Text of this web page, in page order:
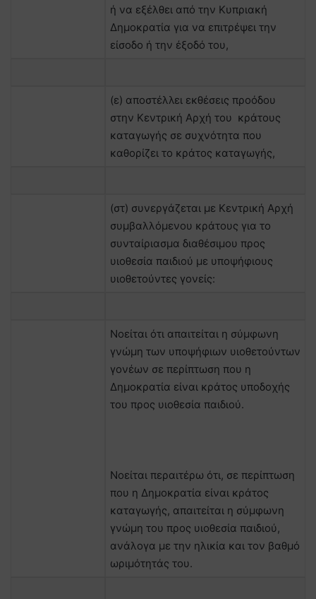
ή να εξέλθει από την Κυπριακή
Δημοκρατία για να επιτρέψει την
είσοδο ή την έξοδό του,
(ε) αποστέλλει εκθέσεις προόδου
στην Κεντρική Αρχή του κράτους
καταγωγής σε συχνότητα που
καθορίζει το κράτος καταγωγής,
(στ) συνεργάζεται με Κεντρική Αρχή
συμβαλλόμενου κράτους για το
συνταίριασμα διαθέσιμου προς
υιοθεσία παιδιού με υποψήφιους
υιοθετούντες γονείς:
Νοείται ότι απαιτείται η σύμφωνη
γνώμη των υποψήφιων υιοθετούντων
γονέων σε περίπτωση που η
Δημοκρατία είναι κράτος υποδοχής
του προς υιοθεσία παιδιού.
Νοείται περαιτέρω ότι, σε περίπτωση
που η Δημοκρατία είναι κράτος
καταγωγής, απαιτείται η σύμφωνη
γνώμη του προς υιοθεσία παιδιού,
ανάλογα με την ηλικία και τον βαθμό
ωριμότητάς του.